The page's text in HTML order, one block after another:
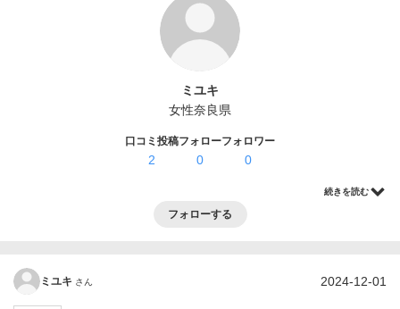
ミユキ
女性奈良県
口コミ投稿
2
フォロー
0
フォロワー
0
続きを読む
フォローする
ミユキ さん 2024-12-01